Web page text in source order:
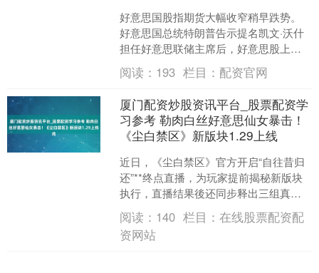
好意思国股指期货大幅收窄稍早跌势。
好意思国总统特朗普告示提名凯文·沃什
担任好意思联储主席后，好意思股上周
五下落。标普500指数期货基本握平，稍
早一度跌0.7%；....
阅读： 193 栏目： 配资官网
厦门配资炒股资讯平台_股票配资学
习参考 勒肉白丝好意思仙女暴击！
《尘白禁区》新版块1.29上线
近日，《尘白禁区》官方开启“自往昔归
还”**终点直播，为玩家提前揭秘新版块
执行，直播结果後还同步释出三组真理
真理小彩蛋，分辨为“为我注入素质
吧”“游戏还不可停哦....
阅读： 140 栏目：在线股票配资配
资网站